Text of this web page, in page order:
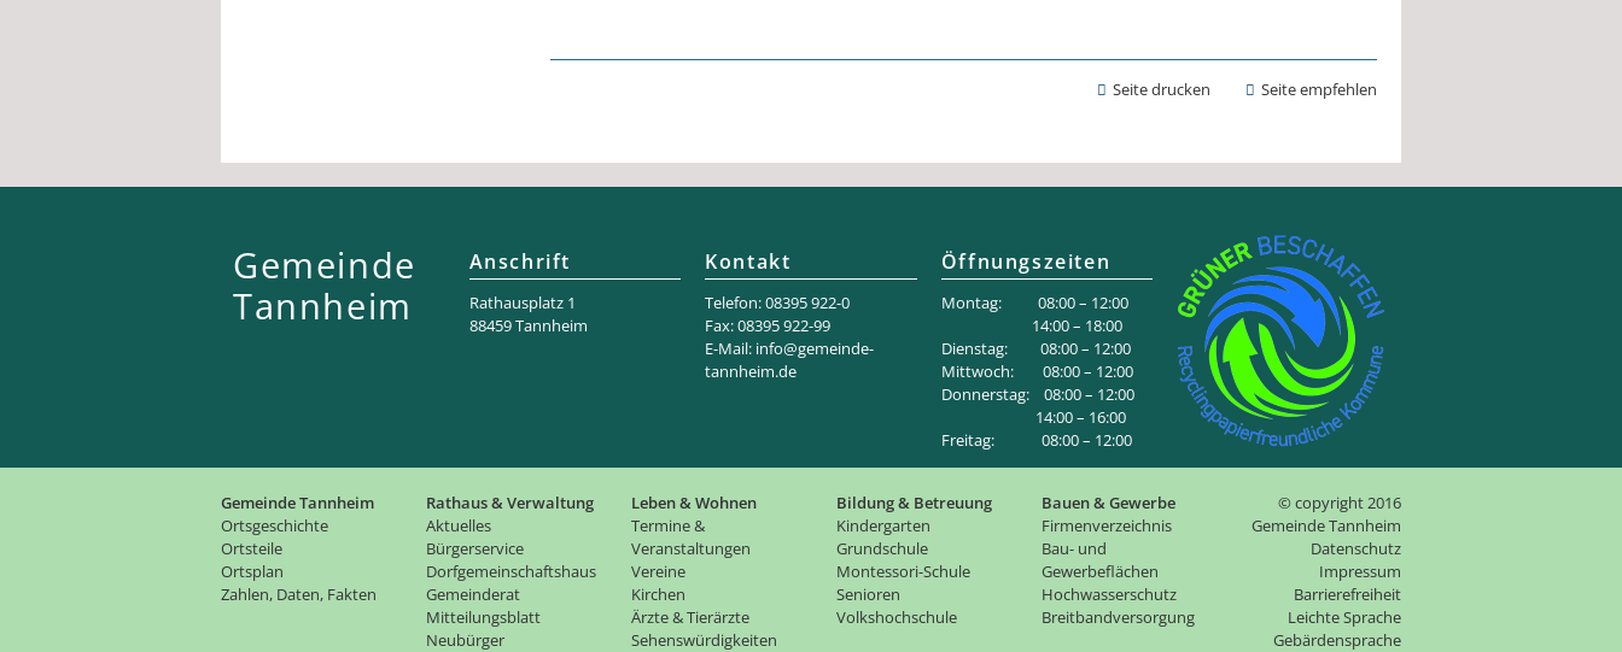
Seite drucken Seite empfehlen
Gemeinde
Tannheim
Anschrift
Rathaus­platz 1
88459 Tannheim
Kontakt
Telefon: 08395 922-0
Fax: 08395 922-99
E-Mail: info@gemeinde-
tannheim.de
Öffnungszeiten
Montag: 08:00 – 12:00
14:00 – 18:00
Dienstag: 08:00 – 12:00
Mittwoch: 08:00 – 12:00
Donnerstag: 08:00 – 12:00
14:00 – 16:00
Freitag: 08:00 – 12:00
Gemeinde Tannheim
Ortsgeschichte
Ortsteile
Ortsplan
Zahlen, Daten, Fakten
Rathaus & Verwaltung
Aktuelles
Bürgerservice
Dorfgemeinschaftshaus
Gemeinderat
Mitteilungsblatt
Neubürger
Leben & Wohnen
Termine &
Veranstaltungen
Vereine
Kirchen
Ärzte & Tierärzte
Sehenswürdigkeiten
Bildung & Betreuung
Kindergarten
Grundschule
Montessori-Schule
Senioren
Volkshochschule
Bauen & Gewerbe
Firmenverzeichnis
Bau- und
Gewerbeflächen
Hochwasserschutz
Breitbandversorgung
© copyright 2016
Gemeinde Tannheim
Datenschutz
Impressum
Barrierefreiheit
Leichte Sprache
Gebärdensprache